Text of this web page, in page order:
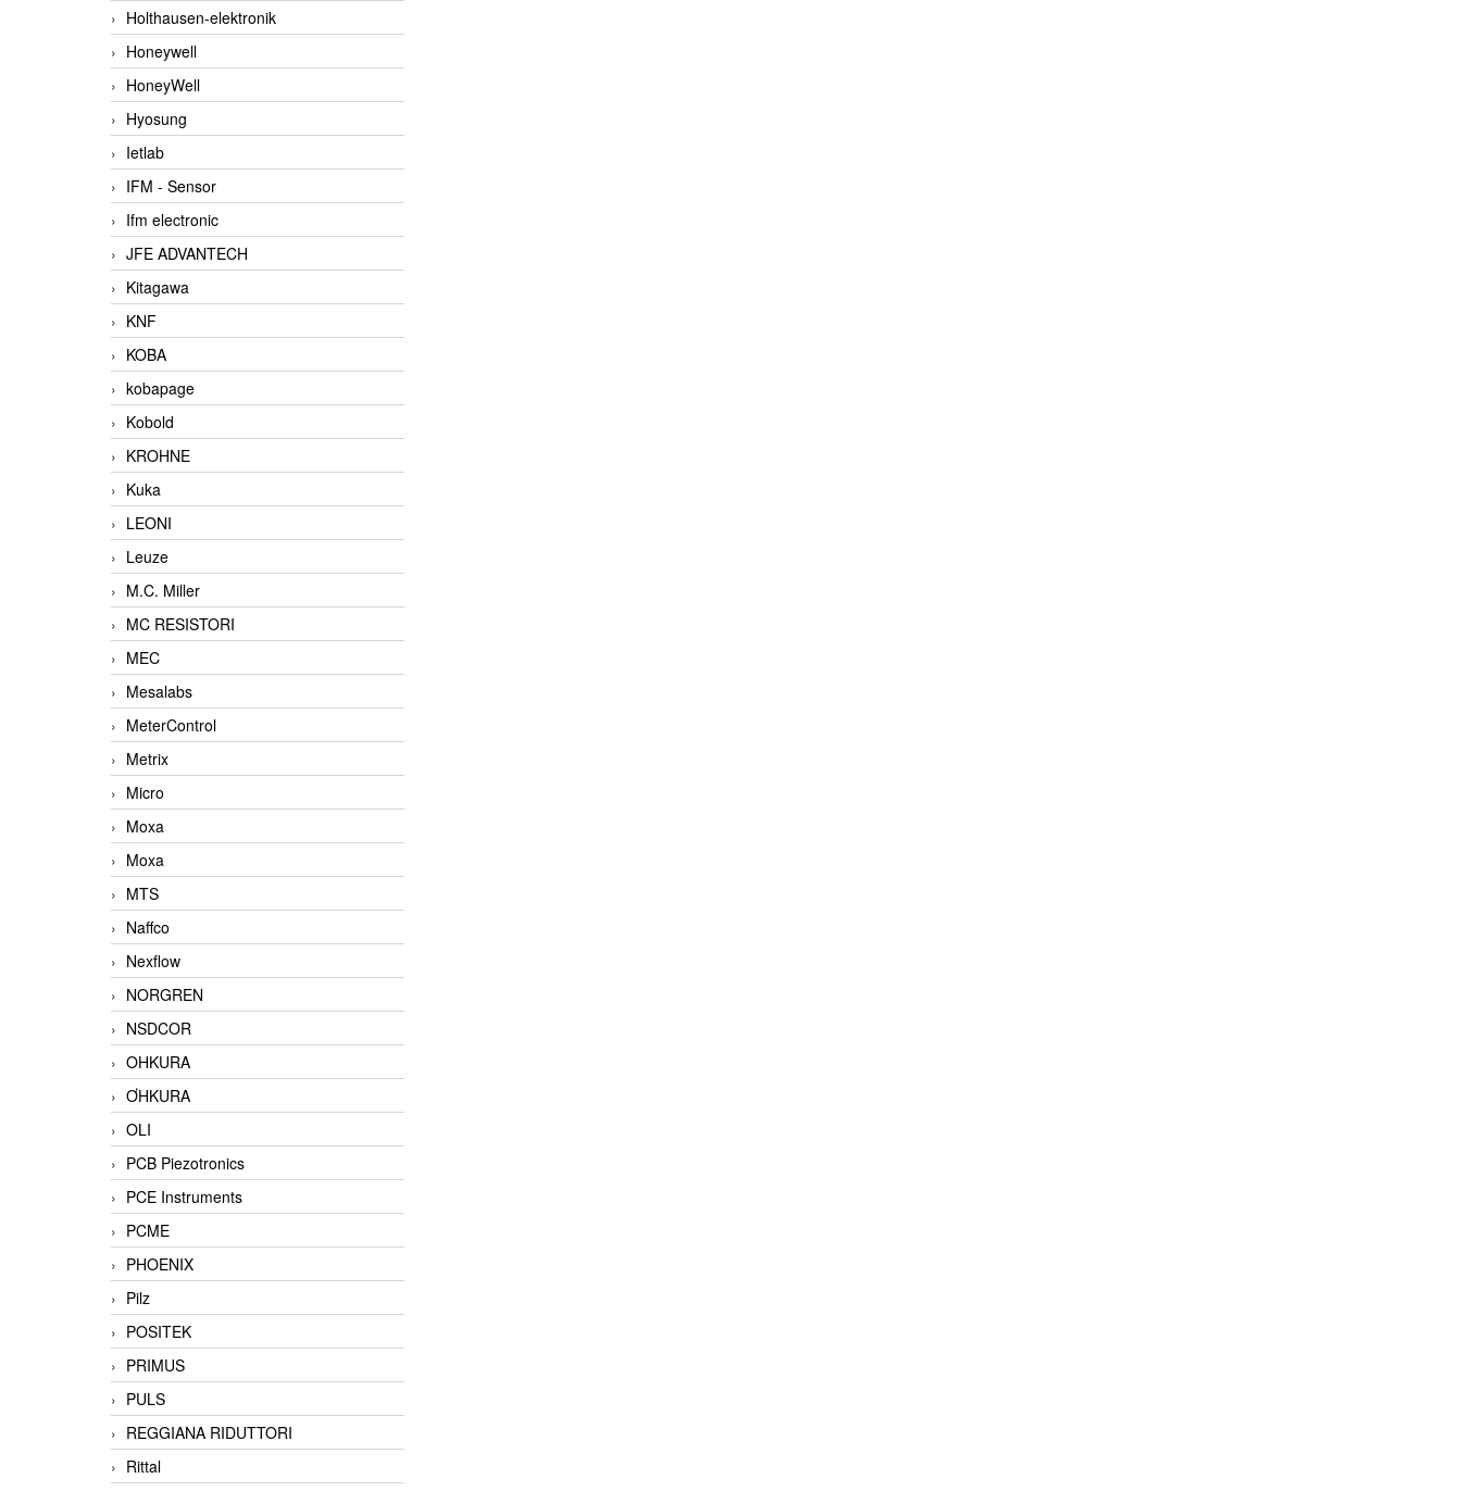
Holthausen-elektronik
Honeywell
HoneyWell
Hyosung
Ietlab
IFM - Sensor
Ifm electronic
JFE ADVANTECH
Kitagawa
KNF
KOBA
kobapage
Kobold
KROHNE
Kuka
LEONI
Leuze
M.C. Miller
MC RESISTORI
MEC
Mesalabs
MeterControl
Metrix
Micro
Moxa
Moxa
MTS
Naffco
Nexflow
NORGREN
NSDCOR
OHKURA
ƠHKURA
OLI
PCB Piezotronics
PCE Instruments
PCME
PHOENIX
Pilz
POSITEK
PRIMUS
PULS
REGGIANA RIDUTTORI
Rittal